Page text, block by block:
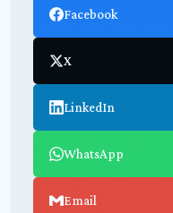
Facebook
X
LinkedIn
WhatsApp
Email